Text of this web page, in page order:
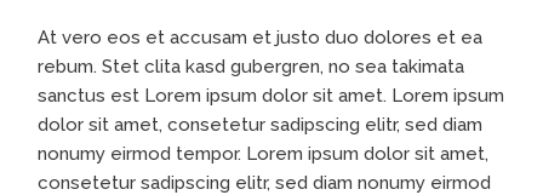
At vero eos et accusam et justo duo dolores et ea
rebum. Stet clita kasd gubergren, no sea takimata
sanctus est Lorem ipsum dolor sit amet. Lorem ipsum
dolor sit amet, consetetur sadipscing elitr, sed diam
nonumy eirmod tempor. Lorem ipsum dolor sit amet,
consetetur sadipscing elitr, sed diam nonumy eirmod